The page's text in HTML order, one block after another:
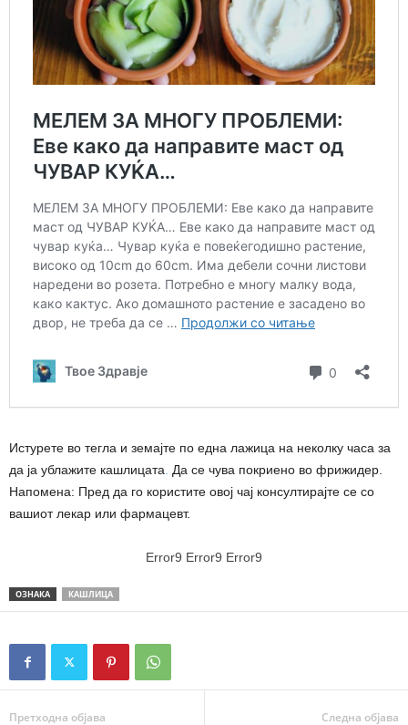
Истурете во тегла и земајте по една лажица на неколку часа за
да ја ублажите кашлицата
Да се ​​чува покриено во фрижидер.
Напомена: Пред да го користите овој чај консултирајте се со
вашиот лекар или фармацевт.
Error9 Error9 Error9
ОЗНАКА КАШЛИЦА
Претходна објава Следна објава